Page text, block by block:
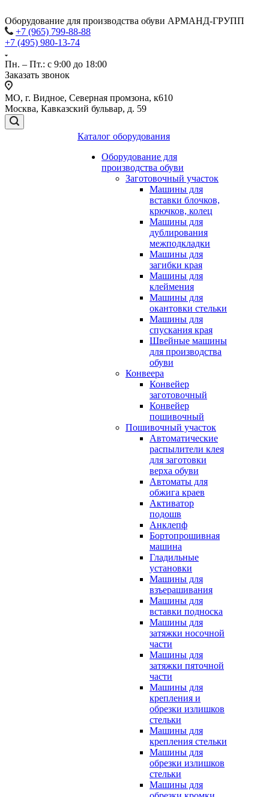
Оборудование для производства обуви АРМАНД-ГРУПП
+7 (965) 799-88-88
+7 (495) 980-13-74
Пн. – Пт.: с 9:00 до 18:00
Заказать звонок
МО, г. Видное, Северная промзона, к610
Москва, Кавказский бульвар, д. 59
Каталог оборудования
Оборудование для
производства обуви
Заготовочный участок
Машины для
вставки блочков,
крючков, колец
Машины для
дублирования
межподкладки
Машины для
загибки края
Машины для
клеймения
Машины для
окантовки стельки
Машины для
спускания края
Швейные машины
для производства
обуви
Конвеера
Конвейер
заготовочный
Конвейер
пошивочный
Пошивочный участок
Автоматические
распылители клея
для заготовки
верха обуви
Автоматы для
обжига краев
Активатор
подошв
Анклепф
Бортопрошивная
машина
Гладильные
установки
Машины для
взъерашивания
Машины для
вставки подноска
Машины для
затяжки носочной
части
Машины для
затяжки пяточной
части
Машины для
крепления и
обрезки излишков
стельки
Машины для
крепления стельки
Машины для
обрезки излишков
стельки
Машины для